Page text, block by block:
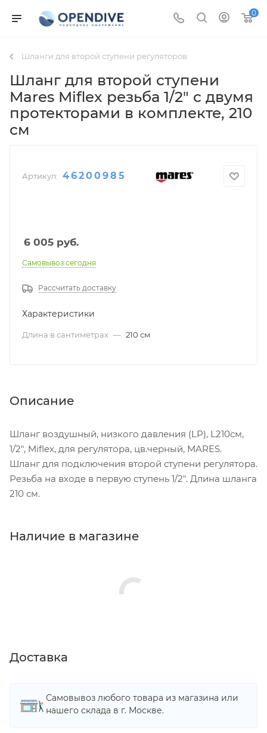
0
Шланги для второй ступени регуляторов
Шланг для второй ступени
Mares Miflex резьба 1/2" с двумя
протекторами в комплекте, 210
см
Артикул: 46200985
6 005 руб.
Самовывоз сегодня
Рассчитать доставку
Характеристики
Длина в сантиметрах — 210 см
Описание
Шланг воздушный, низкого давления (LP), L210см,
1/2", Miflex, для регулятора, цв.черный, MARES.
Шланг для подключения второй ступени регулятора.
Резьба на входе в первую ступень 1/2". Длина шланга
210 см.
Наличие в магазине
Доставка
Самовывоз любого товара из магазина или
нашего склада в г. Москве.